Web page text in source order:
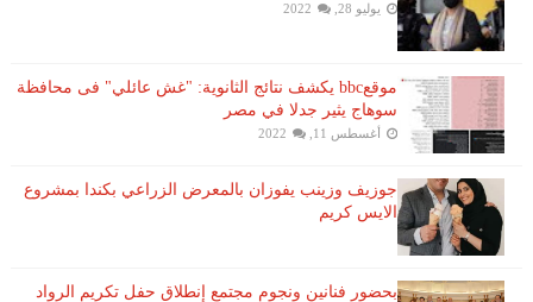
يوليو 28, 2022
موقعbbc يكشف نتائج الثانوية: "غش عائلي" فى محافظة
سوهاج يثير جدلا في مصر
أغسطس 11, 2022
جوزيف وزينب يفوزان بالمعرض الزراعي بكندا بمشروع
الايس كريم
بحضور فنانين ونجوم مجتمع إنطلاق حفل تكريم الرواد